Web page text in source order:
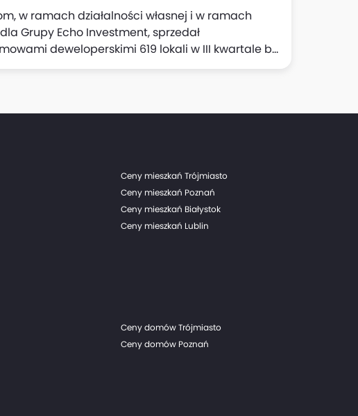
w ramach działalności własnej i w ramach
Grupy Echo Investment, sprzedał
deweloperskimi 619 lokali w III kwartale br.
Grupy Echo realizowana przez Grupę
w porównaniu do 341 lokali przekazanych w
Ceny mieszkań Trójmiasto
Ceny mieszkań Poznań
Ceny mieszkań Białystok
Ceny mieszkań Lublin
Ceny domów Trójmiasto
Ceny domów Poznań